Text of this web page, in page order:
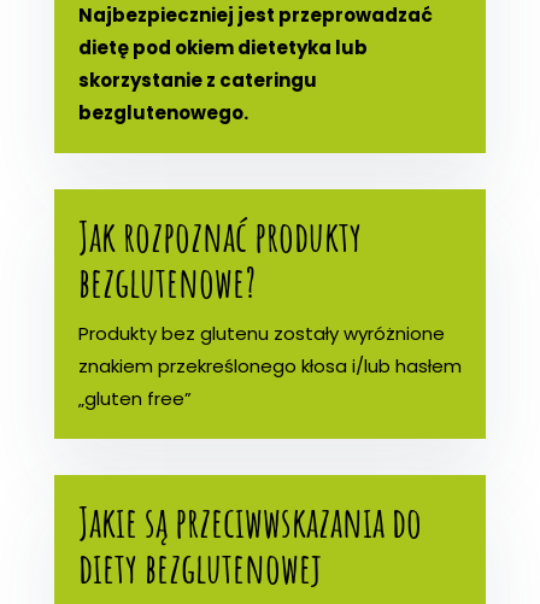
Najbezpieczniej jest przeprowadzać
dietę pod okiem dietetyka lub
skorzystanie z cateringu
bezglutenowego.
Jak rozpoznać produkty
bezglutenowe?
Produkty bez glutenu zostały wyróżnione
znakiem przekreślonego kłosa i/lub hasłem
„gluten free”
Jakie są przeciwwskazania do
diety bezglutenowej